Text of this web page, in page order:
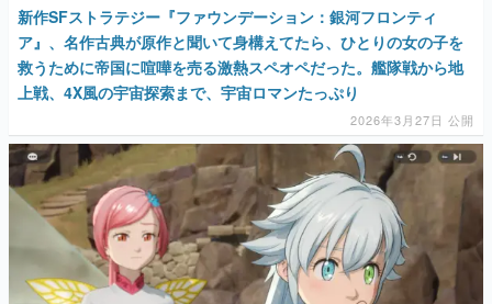
新作SFストラテジー『ファウンデーション：銀河フロンティ
ア』、名作古典が原作と聞いて身構えてたら、ひとりの女の子を
救うために帝国に喧嘩を売る激熱スペオペだった。艦隊戦から地
上戦、4X風の宇宙探索まで、宇宙ロマンたっぷり
2026年3月27日 公開